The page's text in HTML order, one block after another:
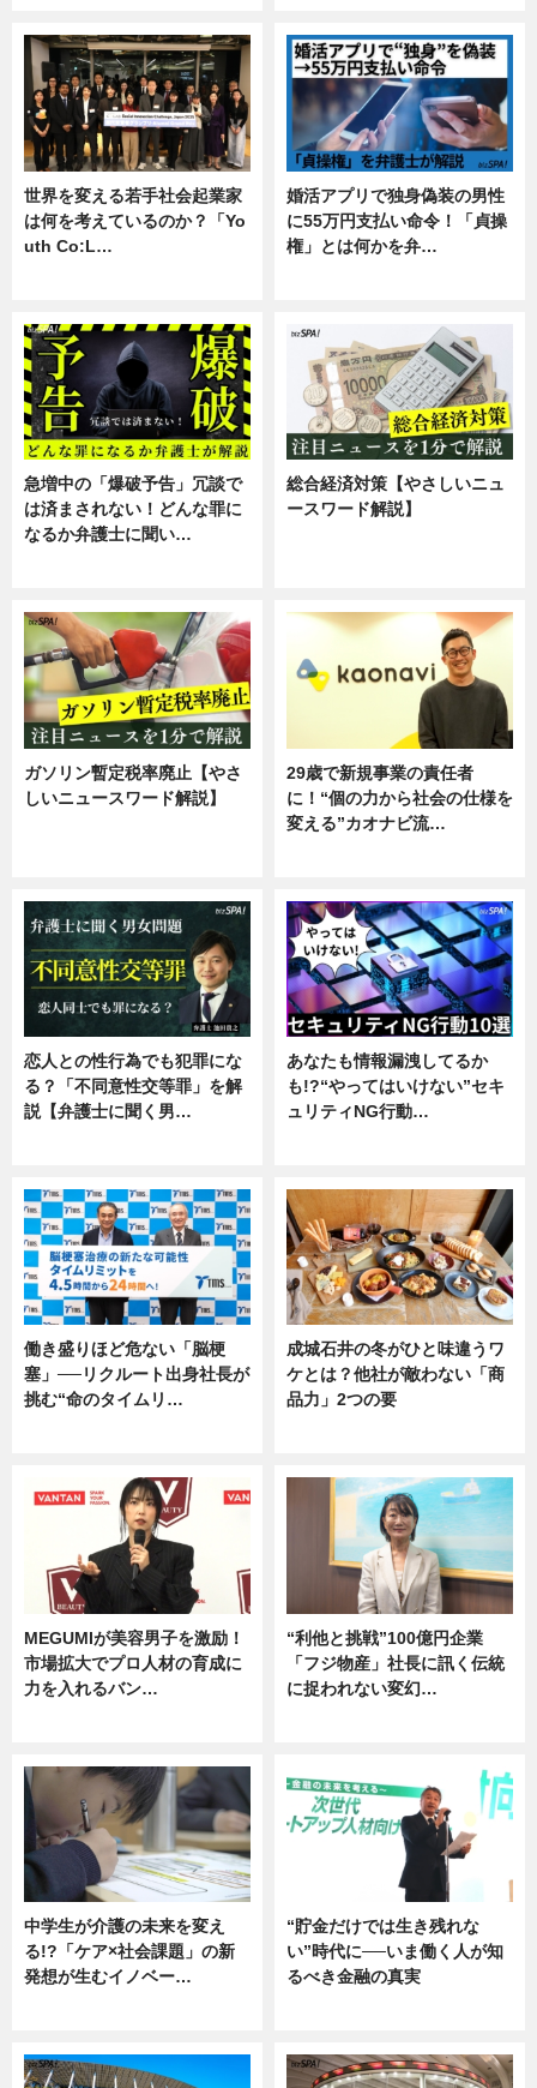
世界を変える若手社会起業家
は何を考えているのか？「Yo
uth Co:L…
婚活アプリで独身偽装の男性
に55万円支払い命令！「貞操
権」とは何かを弁…
急増中の「爆破予告」冗談で
は済まされない！どんな罪に
なるか弁護士に聞い…
総合経済対策【やさしいニュ
ースワード解説】
ガソリン暫定税率廃止【やさ
しいニュースワード解説】
29歳で新規事業の責任者
に！“個の力から社会の仕様を
変える”カオナビ流…
恋人との性行為でも犯罪にな
る？「不同意性交等罪」を解
説【弁護士に聞く男…
あなたも情報漏洩してるか
も!?“やってはいけない”セキ
ュリティNG行動…
働き盛りほど危ない「脳梗
塞」──リクルート出身社長が
挑む“命のタイムリ…
成城石井の冬がひと味違うワ
ケとは？他社が敵わない「商
品力」2つの要
MEGUMIが美容男子を激励！
市場拡大でプロ人材の育成に
力を入れるバン…
“利他と挑戦”100億円企業
「フジ物産」社長に訊く伝統
に捉われない変幻…
中学生が介護の未来を変え
る!?「ケア×社会課題」の新
発想が生むイノベー…
“貯金だけでは生き残れな
い”時代に──いま働く人が知
るべき金融の真実